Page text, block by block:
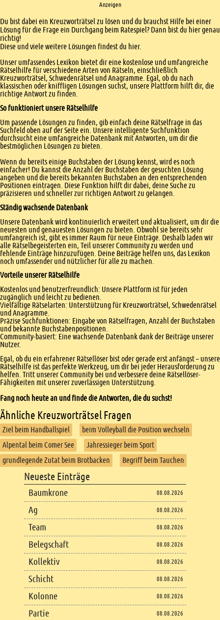
Anzeigen
Einleitung
Du bist dabei ein Kreuzworträtsel zu lösen und du brauchst Hilfe bei einer
Lösung für die Frage ein Durchgang beim Ratespiel? Dann bist du hier genau
richtig!
Diese und viele weitere Lösungen findest du hier.
Unser umfassendes Lexikon bietet dir eine kostenlose und umfangreiche
Rätselhilfe für verschiedene Arten von Rätseln, einschließlich
Kreuzworträtsel, Schwedenrätsel und Anagramme. Egal, ob du nach
klassischen oder kniffligen Lösungen suchst, unsere Plattform hilft dir, die
richtige Antwort zu finden.
So funktioniert unsere Rätselhilfe
Um passende Lösungen zu finden, gib einfach deine Rätselfrage in das
Suchfeld oben auf der Seite ein. Unsere intelligente Suchfunktion
durchsucht eine umfangreiche Datenbank mit Antworten, um dir die
bestmöglichen Lösungen zu bieten.
Wenn du bereits einige Buchstaben der Lösung kennst, wird es noch
einfacher! Du kannst die Anzahl der Buchstaben der gesuchten Lösung
angeben und die bereits bekannten Buchstaben an den entsprechenden
Positionen eintragen. Diese Funktion hilft dir dabei, deine Suche zu
präzisieren und schneller zur richtigen Antwort zu gelangen.
Ständig wachsende Datenbank
Unsere Datenbank wird kontinuierlich erweitert und aktualisiert, um dir die
neuesten und genauesten Lösungen zu bieten. Obwohl sie bereits sehr
umfangreich ist, gibt es immer Raum für neue Einträge. Deshalb laden wir
alle Rätselbegeisterten ein, Teil unserer Community zu werden und
fehlende Einträge hinzuzufügen. Deine Beiträge helfen uns, das Lexikon
noch umfassender und nützlicher für alle zu machen.
Vorteile unserer Rätselhilfe
Kostenlos und benutzerfreundlich: Unsere Plattform ist für jeden
zugänglich und leicht zu bedienen.
Vielfältige Rätselarten: Unterstützung für Kreuzworträtsel, Schwedenrätsel
und Anagramme.
Präzise Suchfunktionen: Eingabe von Rätselfragen, Anzahl der Buchstaben
und bekannte Buchstabenpositionen.
Community-basiert: Eine wachsende Datenbank dank der Beiträge unserer
Nutzer.
Egal, ob du ein erfahrener Rätsellöser bist oder gerade erst anfängst – unsere
Rätselhilfe ist das perfekte Werkzeug, um dir bei jeder Herausforderung zu
helfen. Tritt unserer Community bei und verbessere deine Rätsellöser-
Fähigkeiten mit unserer zuverlässigen Unterstützung.
Fang noch heute an und finde die Antworten, die du suchst!
Ähnliche Kreuzworträtsel Fragen
Ziel beim Handballspiel
beim Volleyball die Position wechseln
Alpental beim Comer See
Jahressieger beim Sport
grundlegende Zutat beim Brotbacken
Begriff beim Tauchen
Footer content
Neueste Einträge
Baumkrone 08.08.2026
Ag 08.08.2026
Team 08.08.2026
Belegschaft 08.08.2026
Kollektiv 08.08.2026
Schicht 08.08.2026
Kolonne 08.08.2026
Partie 08.08.2026